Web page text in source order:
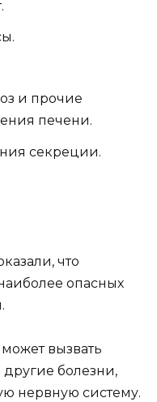
и прочие
печени.
секреции.
что
опасных
вызвать
болезни,
нервную систему.